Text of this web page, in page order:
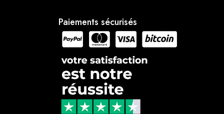
Paiements sécurisés